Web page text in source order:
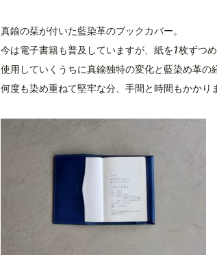
真鍮の栞が付いた藍染革のブックカバー。
今は電子書籍も普及していますが、紙を1枚ずつ
使用していくうちに真鍮独特の変化と藍染め革の
何度も染め重ねて堅牢な分、手間と時間もかかり